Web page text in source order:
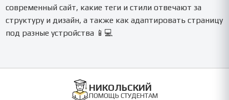
современный сайт, какие теги и стили отвечают за
структуру и дизайн, а также как адаптировать страницу
под разные устройства 📱💻
НИКОЛЬСКИЙ
ПОМОЩЬ СТУДЕНТАМ